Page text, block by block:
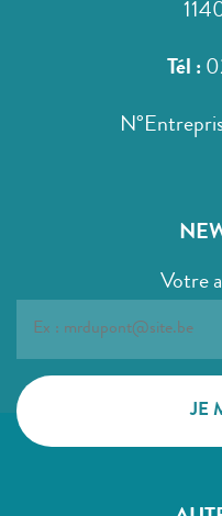
Tél :
Votre